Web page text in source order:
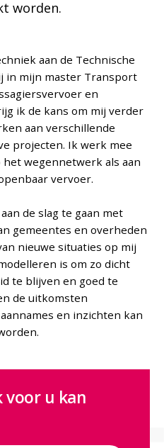
worden.
aan de Technische
in mijn master Transport
en
ik de kans om mij verder
aan verschillende
projecten. Ik werk mee
wegennetwerk als aan
vervoer.
de slag te gaan met
gemeentes en overheden
nieuwe situaties op mij
is om zo dicht
te blijven en goed te
de uitkomsten
en inzichten kan
voor u kan